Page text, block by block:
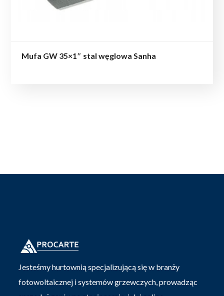
Mufa GW 35×1″ stal węglowa Sanha
Jesteśmy hurtownią specjalizującą się w branży
fotowoltaicznej i systemów grzewczych, prowadząc